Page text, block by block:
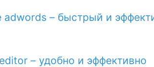
– быстрый и
– удобно и эффективно